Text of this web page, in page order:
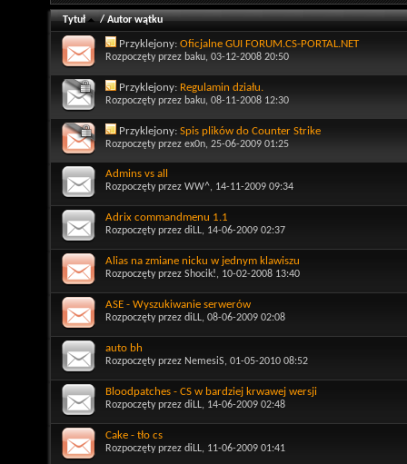
Tytuł /Autor wątku
Przyklejony: Oficjalne GUI FORUM.CS-PORTAL.NET
Rozpoczęty przez baku, 03-12-2008 20:50
Przyklejony: Regulamin działu.
Rozpoczęty przez baku, 08-11-2008 12:30
Przyklejony: Spis plików do Counter Strike
Rozpoczęty przez ex0n, 25-06-2009 01:25
Admins vs all
Rozpoczęty przez WW^, 14-11-2009 09:34
Adrix commandmenu 1.1
Rozpoczęty przez diLL, 14-06-2009 02:37
Alias na zmiane nicku w jednym klawiszu
Rozpoczęty przez Shocik!, 10-02-2008 13:40
ASE - Wyszukiwanie serwerów
Rozpoczęty przez diLL, 08-06-2009 02:08
auto bh
Rozpoczęty przez NemesiS, 01-05-2010 08:52
Bloodpatches - CS w bardziej krwawej wersji
Rozpoczęty przez diLL, 14-06-2009 02:48
Cake - tło cs
Rozpoczęty przez diLL, 11-06-2009 01:41